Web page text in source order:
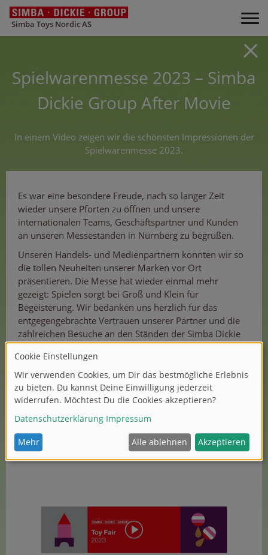
Simba Toys Nordic AS
Spielwarenmesse 2023 – Simba
Dickie Group After Movie
In einem Video zeigen wir die schönsten Impressionen der
Spielwarenmesse 2023.
Es war eine besondere Freude, nach so langer Zeit
wieder unsere Pforten zu öffnen und unsere
internationalen Teams, Geschäftspartner und Kunden
an unseren Messeständen in Nürnberg zu begrüßen.
Unseren Handels- und Medienpartnern konnten wir so
die tollen Neuheiten unserer Marken vor Ort
präsentieren. Die Messe hat wieder einmal mehr
gezeigt: Spielen sorgt bei Groß und Klein für
Begeisterung. Wir bedanken uns herzlich für das
entgegengebrachte Vertrauen unserer Partner und die
zahlreichen Besuche an den Ständen der Simba Dickie
Group.
haben wir einen kleinen Film mit den schönsten
Eindrücken der Messe erstellt.
Media Kanälen:
LinkedIn
Facebook.